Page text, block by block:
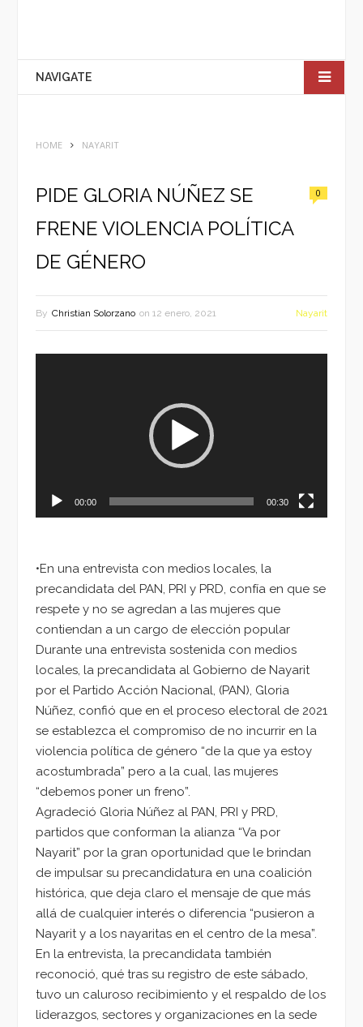
NAVIGATE
HOME NAYARIT
PIDE GLORIA NÚÑEZ SE
FRENE VIOLENCIA POLÍTICA
DE GÉNERO
0
By Christian Solorzano on 12 enero, 2021 Nayarit
00:00 00:30
•En una entrevista con medios locales, la
precandidata del PAN, PRI y PRD, confía en que se
respete y no se agredan a las mujeres que
contiendan a un cargo de elección popular
Durante una entrevista sostenida con medios
locales, la precandidata al Gobierno de Nayarit
por el Partido Acción Nacional, (PAN), Gloria
Núñez, confió que en el proceso electoral de 2021
se establezca el compromiso de no incurrir en la
violencia política de género “de la que ya estoy
acostumbrada” pero a la cual, las mujeres
“debemos poner un freno”.
Agradeció Gloria Núñez al PAN, PRI y PRD,
partidos que conforman la alianza “Va por
Nayarit” por la gran oportunidad que le brindan
de impulsar su precandidatura en una coalición
histórica, que deja claro el mensaje de que más
allá de cualquier interés o diferencia “pusieron a
Nayarit y a los nayaritas en el centro de la mesa”.
En la entrevista, la precandidata también
reconoció, qué tras su registro de este sábado,
tuvo un caluroso recibimiento y el respaldo de los
liderazgos, sectores y organizaciones en la sede